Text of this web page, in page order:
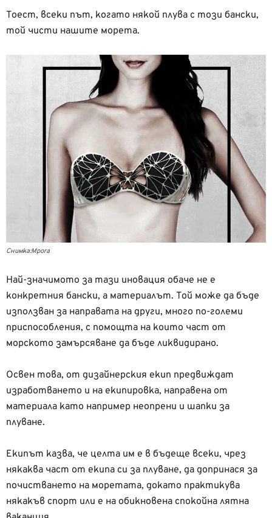
Тоест, всеки път, когато някой плува с този бански,
той чисти нашите морета.
Снимка:Mpora
Най-значимото за тази иновация обаче не е
конкретния бански, а материалът. Той може да бъде
използван за направата на други, много по-големи
приспособления, с помощта на които част от
морското замърсяване да бъде ликвидирано.
Освен това, от дизайнерския екип предвиждат
изработването и на екипировка, направена от
материала като например неопрени и шапки за
плуване.
Екипът казва, че целта им е в бъдеще всеки, чрез
някаква част от екипа си за плуване, да допринася за
почистването на моретата, докато практикува
някакъв спорт или е на обикновена спокойна лятна